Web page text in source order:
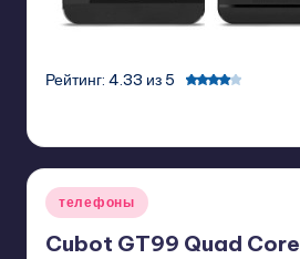
Рейтинг: 4.33 из 5
Posted
in
телефоны
Cubot GT99 Quad Core